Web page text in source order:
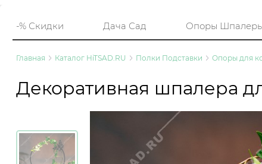
-% Скидки Дача Сад Опоры
Главная Каталог HiTSAD.RU Полки Подставки Опоры для
Декоративная шпалера